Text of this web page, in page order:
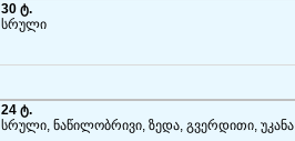
30 ტ.
სრული
24 ტ.
სრული, ნაწილობრივი, ზედა, გვერდითი, უკანა